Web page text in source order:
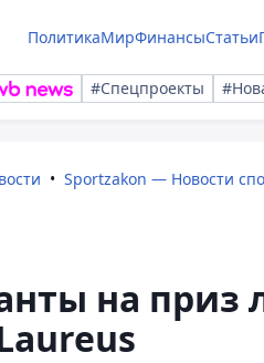
ПолитикаМирФинансыСтатьи
#Спецпроекты
Sportzakon — Новости
на приз